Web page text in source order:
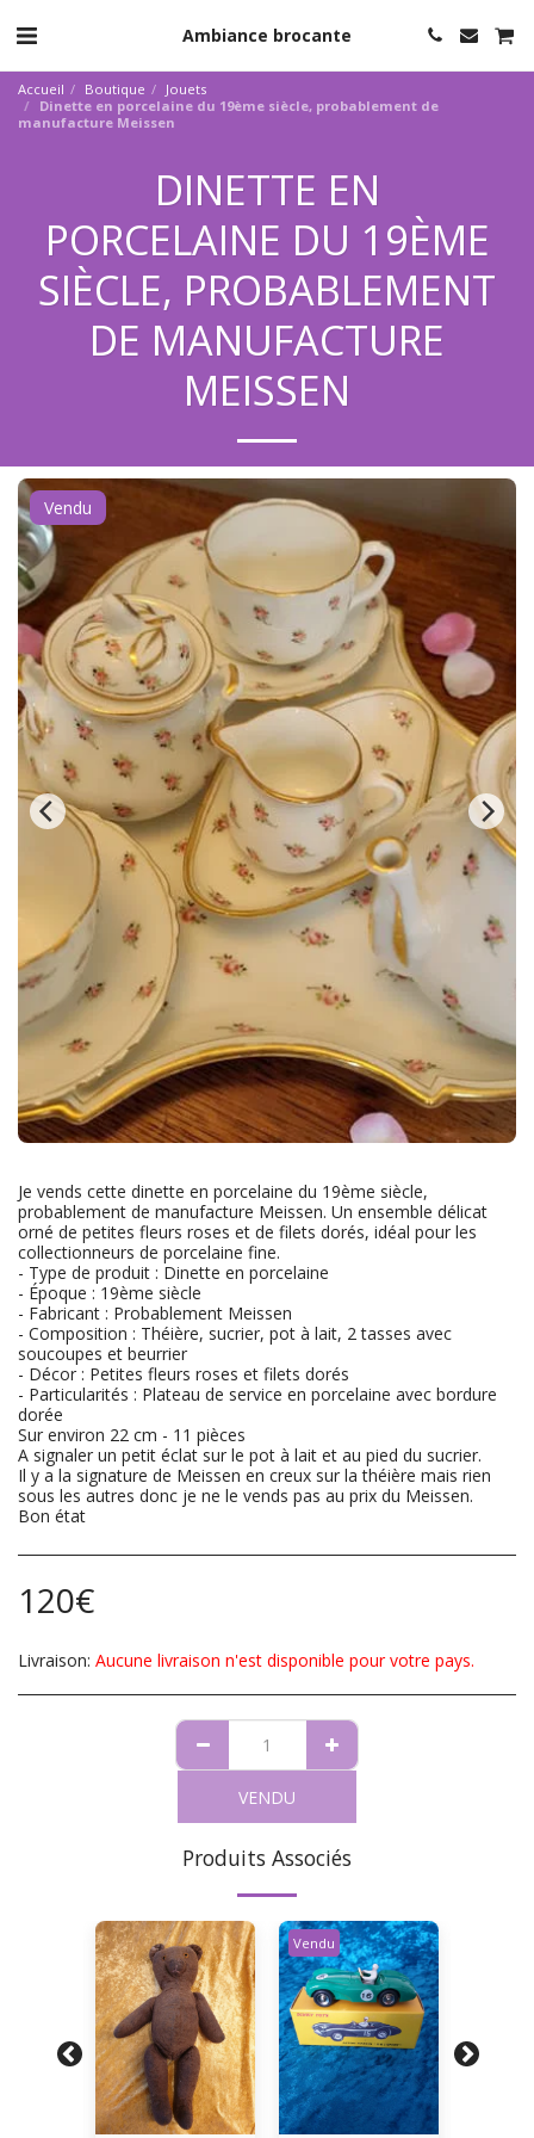
Ambiance brocante
Accueil Boutique
Jouets
Dinette en porcelaine du 19ème siècle, probablement de
manufacture Meissen
DINETTE EN
PORCELAINE DU 19ÈME
SIÈCLE, PROBABLEMENT
DE MANUFACTURE
MEISSEN
Vendu
Je vends cette dinette en porcelaine du 19ème siècle,
probablement de manufacture Meissen. Un ensemble délicat
orné de petites fleurs roses et de filets dorés, idéal pour les
collectionneurs de porcelaine fine.
- Type de produit : Dinette en porcelaine
- Époque : 19ème siècle
- Fabricant : Probablement Meissen
- Composition : Théière, sucrier, pot à lait, 2 tasses avec
soucoupes et beurrier
- Décor : Petites fleurs roses et filets dorés
- Particularités : Plateau de service en porcelaine avec bordure
dorée
Sur environ 22 cm - 11 pièces
A signaler un petit éclat sur le pot à lait et au pied du sucrier.
Il y a la signature de Meissen en creux sur la théière mais rien
sous les autres donc je ne le vends pas au prix du Meissen.
Bon état
120€
Livraison: Aucune livraison n'est disponible pour votre pays.
VENDU
Produits Associés
Vendu